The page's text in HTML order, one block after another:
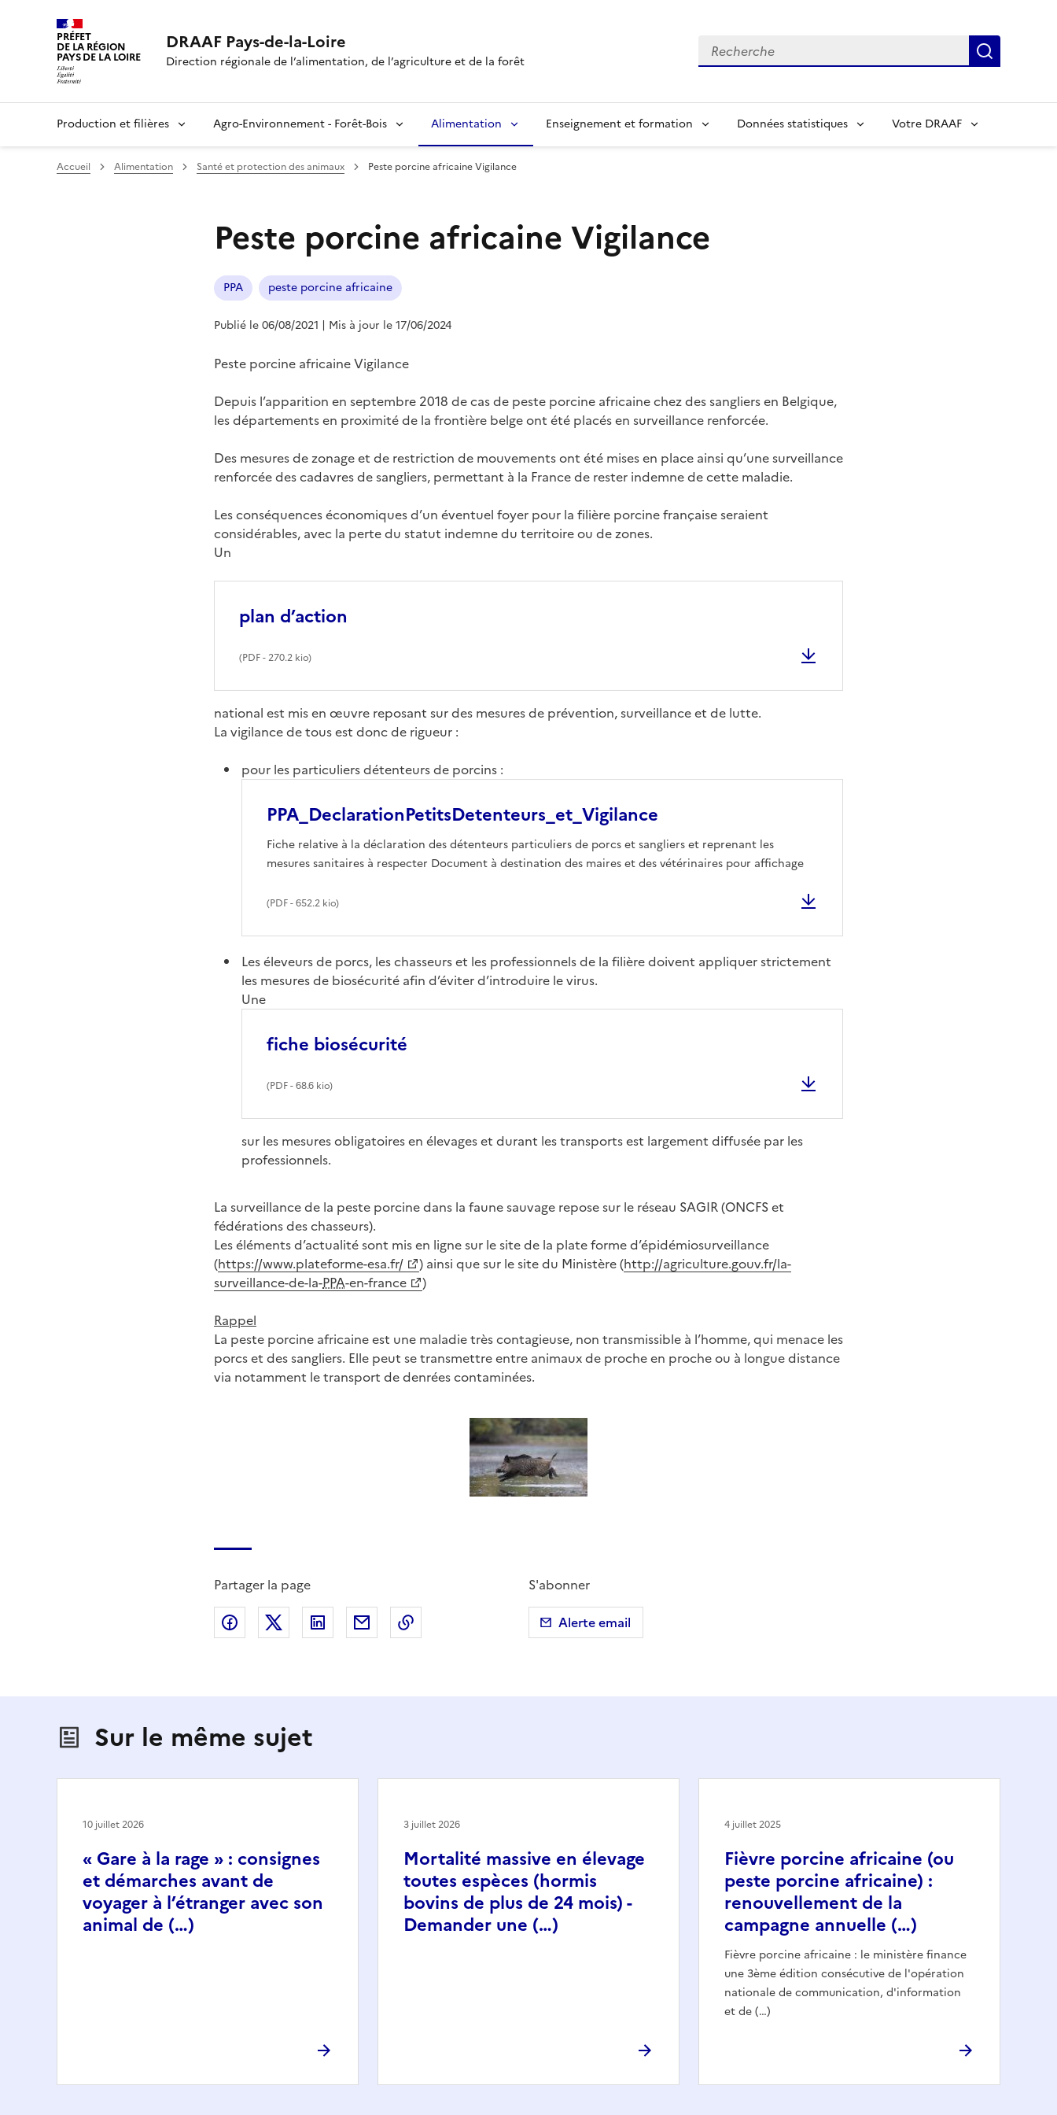
PRÉFET
DE LA RÉGION
PAYS DE LA LOIRE
DRAAF Pays-de-la-Loire
Direction régionale de l’alimentation, de l’agriculture et de la forêt
Recherche
Production et filières Agro-Environnement - Forêt-Bois Alimentation Enseignement et formation Données statistiques Votre DRAAF
Accueil Alimentation Santé et protection des animaux Peste porcine africaine Vigilance
Peste porcine africaine Vigilance
PPA peste porcine africaine
Publié le 06/08/2021 | Mis à jour le 17/06/2024
Peste porcine africaine Vigilance
Depuis l’apparition en septembre 2018 de cas de peste porcine africaine chez des sangliers en Belgique,
les départements en proximité de la frontière belge ont été placés en surveillance renforcée.
Des mesures de zonage et de restriction de mouvements ont été mises en place ainsi qu’une surveillance
renforcée des cadavres de sangliers, permettant à la France de rester indemne de cette maladie.
Les conséquences économiques d’un éventuel foyer pour la filière porcine française seraient
considérables, avec la perte du statut indemne du territoire ou de zones.
Un
plan d’action
(PDF- 270.2 kio)
national est mis en œuvre reposant sur des mesures de prévention, surveillance et de lutte.
La vigilance de tous est donc de rigueur :
pour les particuliers détenteurs de porcins :
PPA_DeclarationPetitsDetenteurs_et_Vigilance
(PDF- 652.2 kio)
Fiche relative à la déclaration des détenteurs particuliers de porcs et sangliers et reprenant les
mesures sanitaires à respecter Document à destination des maires et des vétérinaires pour affichage
Les éleveurs de porcs, les chasseurs et les professionnels de la filière doivent appliquer strictement
les mesures de biosécurité afin d’éviter d’introduire le virus.
Une
fiche biosécurité
(PDF- 68.6 kio)
sur les mesures obligatoires en élevages et durant les transports est largement diffusée par les
professionnels.
La surveillance de la peste porcine dans la faune sauvage repose sur le réseau SAGIR (ONCFS et
fédérations des chasseurs).
Les éléments d’actualité sont mis en ligne sur le site de la plate forme d’épidémiosurveillance
(https://www.plateforme-esa.fr/ ) ainsi que sur le site du Ministère (http://agriculture.gouv.fr/la-
surveillance-de-la-PPA-en-france
)
Rappel
La peste porcine africaine est une maladie très contagieuse, non transmissible à l’homme, qui menace les
porcs et des sangliers. Elle peut se transmettre entre animaux de proche en proche ou à longue distance
via notamment le transport de denrées contaminées.
Partager la page
Partager sur Facebook
Partager sur X (anciennement Twitter)
Partager sur LinkedIn
Partager par emailCopier dans le presse-papier
S'abonner
Alerte email
Sur le même sujet
« Gare à la rage » : consignes
et démarches avant de
voyager à l’étranger avec son
animal de (…)
10 juillet 2026
Mortalité massive en élevage
toutes espèces (hormis
bovins de plus de 24 mois) -
Demander une (…)
3 juillet 2026
Fièvre porcine africaine (ou
peste porcine africaine) :
renouvellement de la
campagne annuelle (…)
Fièvre porcine africaine : le ministère finance
une 3ème édition consécutive de l'opération
nationale de communication, d'information
et de (…)
4 juillet 2025